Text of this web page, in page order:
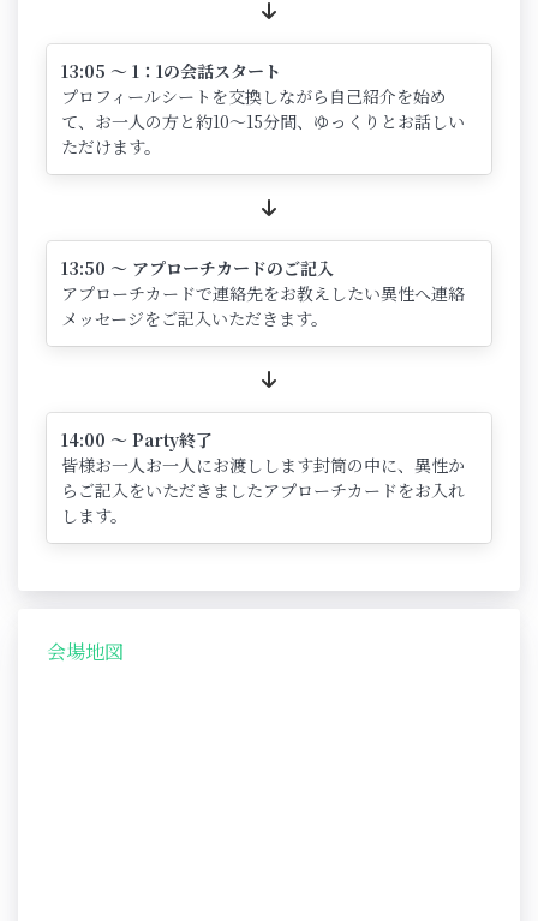
13:05 ～ 1：1の会話スタート
プロフィールシートを交換しながら自己紹介を始め
て、お一人の方と約10～15分間、ゆっくりとお話しい
ただけます。
13:50 ～ アプローチカードのご記入
アプローチカードで連絡先をお教えしたい異性へ連絡
メッセージをご記入いただきます。
14:00 ～ Party終了
皆様お一人お一人にお渡しします封筒の中に、異性か
らご記入をいただきましたアプローチカードをお入れ
します。
会場地図